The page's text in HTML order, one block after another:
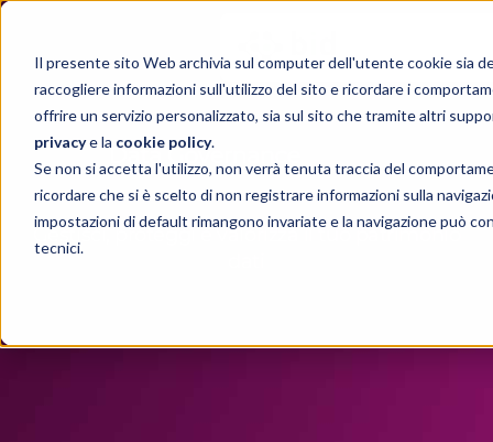
Il presente sito Web archivia sul computer dell'utente cookie sia
raccogliere informazioni sull'utilizzo del sito e ricordare i
offrire un servizio personalizzato, sia sul sito che tramite altri
privacye la cookie policy.
Se non si accetta l'utilizzo, non verrà tenuta traccia del
ricordare che si è scelto di non registrare informazioni sulla
impostazioni di default rimangono invariate e la navigazione può
tecnici.
Gestisci, proteggi e valorizza il tuo patrimonio